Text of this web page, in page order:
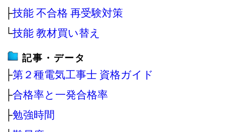
├技能 不合格 再受験対策
└技能 教材買い替え
記事・データ
├第２種電気工事士 資格ガイド
├合格率と一発合格率
├勉強時間